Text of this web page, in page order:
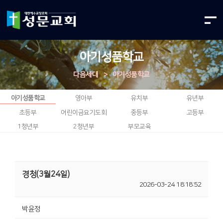
아기성품학교
다음세대 > 아기성품학교
아기성품학교 영아부 유치부 유년부
초등부 어린이금요기도회 중등부
고등부
1청년부
2청년부 부모교육
경청(3월24일)
2026-03-24 18:18:52
박윤정